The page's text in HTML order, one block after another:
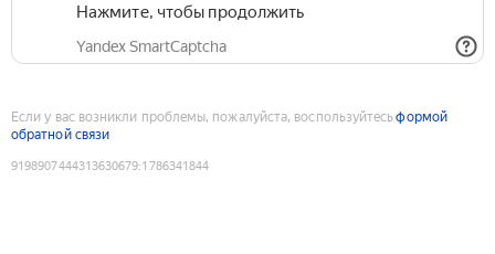
Нажмите, чтобы продолжить
Yandex SmartCaptcha
Если у вас возникли проблемы, пожалуйста, воспользуйтесьформой
обратной связи
9198907444313630679:1786341844